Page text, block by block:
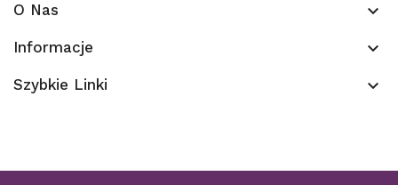
O Nas keyboard_arrow_down
Informacje keyboard_arrow_down
Szybkie Linki keyboard_arrow_down